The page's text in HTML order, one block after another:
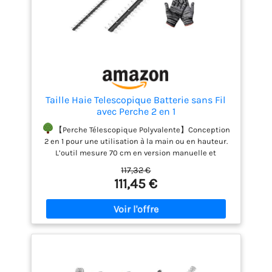
Taille Haie Telescopique Batterie sans Fil
avec Perche 2 en 1
【Perche Télescopique Polyvalente】Conception
2 en 1 pour une utilisation à la main ou en hauteur.
L’outil mesure 70 cm en version manuelle et
cm (perche 3 sections). La perche télescopique est
dotée d’une rallonge permettant d’atteindre une
hauteur totale de 4,45 m (calculée sur la base d’une
personne mesurant 1,80 m levant l’outil à hauteur
d’épaule).
【Taille-haie avec Lame en Acier de 40
cm】Le taille-haies sur perche, équipé de lames en
offrant une expérience de coupe premium et
117,32 €
111,45 €